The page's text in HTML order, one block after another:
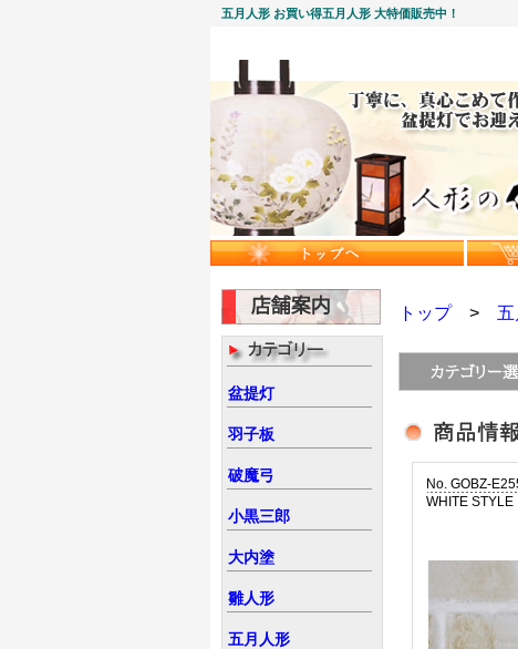
五月人形 お買い得五月人形 大特価販売中！
盆提灯
羽子板
破魔弓
小黒三郎
大内塗
雛人形
五月人形
トップ>
No. GOBZ-
WHITE STYLE